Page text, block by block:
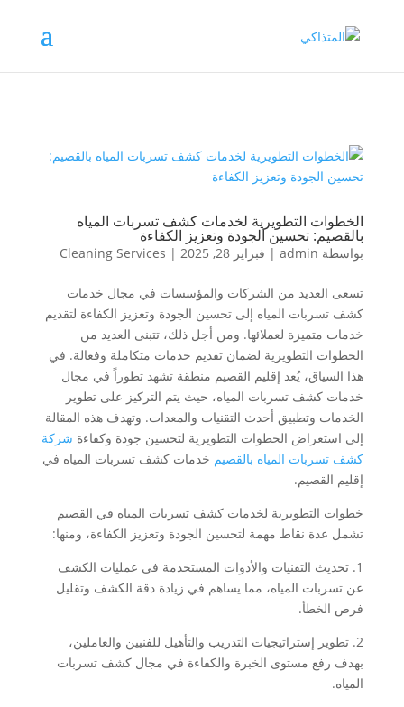
الخطوات التطويرية لخدمات كشف تسربات المياه
بالقصيم: تحسين الجودة وتعزيز الكفاءة
بواسطة admin
| فبراير 28, 2025 |
Cleaning Services
تسعى العديد من الشركات والمؤسسات في مجال خدمات
كشف تسربات المياه إلى تحسين الجودة وتعزيز الكفاءة لتقديم
خدمات متميزة لعملائها. ومن أجل ذلك، تتبنى العديد من
الخطوات التطويرية لضمان تقديم خدمات متكاملة وفعالة. في
هذا السياق، يُعد إقليم القصيم منطقة تشهد تطوراً في مجال
خدمات كشف تسربات المياه، حيث يتم التركيز على تطوير
الخدمات وتطبيق أحدث التقنيات والمعدات. وتهدف هذه المقالة
إلى استعراض الخطوات التطويرية لتحسين جودة وكفاءة شركة
كشف تسربات المياه بالقصيم خدمات كشف تسربات المياه في
إقليم القصيم.
خطوات التطويرية لخدمات كشف تسربات المياه في القصيم
تشمل عدة نقاط مهمة لتحسين الجودة وتعزيز الكفاءة، ومنها:
1. تحديث التقنيات والأدوات المستخدمة في عمليات الكشف
عن تسربات المياه، مما يساهم في زيادة دقة الكشف وتقليل
فرص الخطأ.
2. تطوير إستراتيجيات التدريب والتأهيل للفنيين والعاملين،
بهدف رفع مستوى الخبرة والكفاءة في مجال كشف تسربات
المياه.